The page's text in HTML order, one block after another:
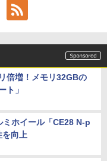
倍増！メモリ32GBの
ト」
ミホイール「CE28 N-p
向上